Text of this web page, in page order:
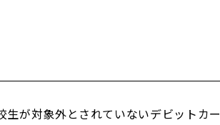
が対象外とされていないデビットカー